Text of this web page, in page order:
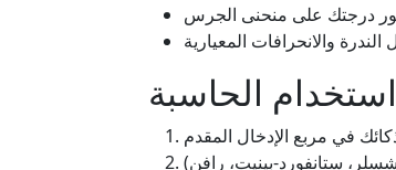
درجتك على منحنى الجرس
والانحرافات المعيارية
الحاسبة